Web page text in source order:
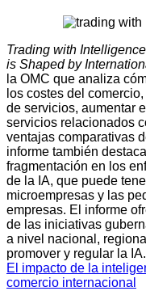
Trading with
is Shaped by
la OMC que analiza
los costes del
de servicios, aumentar
servicios relacionados
ventajas comparativas
informe también
fragmentación en los
de la IA, que puede
microempresas y las
empresas. El informe
de las iniciativas
a nivel nacional,
promover y regular la IA.
El impacto de la
comercio internacional